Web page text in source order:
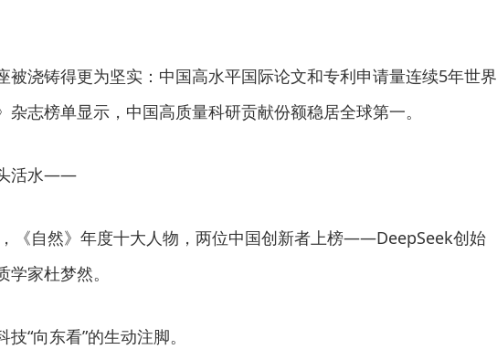
浇铸得更为坚实：中国高水平国际论文和专利申请量连续5年世界
杂志榜单显示，中国高质量科研贡献份额稳居全球第一。
活水——
自然》年度十大人物，两位中国创新者上榜——DeepSeek创始
学家杜梦然。
“向东看”的生动注脚。